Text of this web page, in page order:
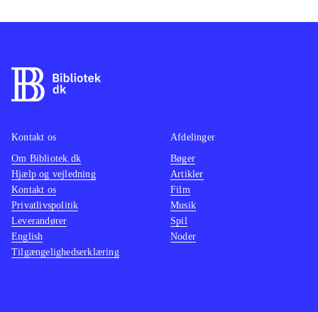
Kontakt os
Om Bibliotek.dk
Hjælp og vejledning
Kontakt os
Privatlivspolitik
Leverandører
English
Tilgængelighedserklæring
Afdelinger
Bøger
Artikler
Film
Musik
Spil
Noder